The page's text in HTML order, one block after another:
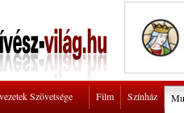
Szövetsége Film Színház